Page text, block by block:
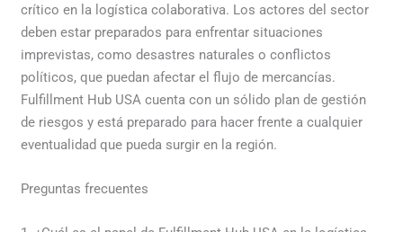
crítico en la logística colaborativa. Los actores del sector
deben estar preparados para enfrentar situaciones
imprevistas, como desastres naturales o conflictos
políticos, que puedan afectar el flujo de mercancías.
Fulfillment Hub USA cuenta con un sólido plan de gestión
de riesgos y está preparado para hacer frente a cualquier
eventualidad que pueda surgir en la región.
Preguntas frecuentes